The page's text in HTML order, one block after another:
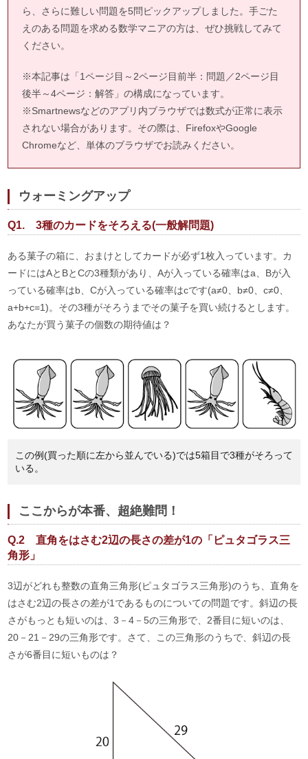
ら、さらに難しい問題を5問ピックアップしました。手ごた
えのある問題を求める数学マニアの方は、ぜひ挑戦してみて
ください。
※本記事は「1ページ目～2ページ目前半：問題／2ページ目
後半～4ページ：解答」の構成になっています。
※Smartnewsなどのアプリ内ブラウザでは数式が正常に表示
されない場合があります。その際は、FirefoxやGoogle
Chromeなど、単体のブラウザでお読みください。
ウォーミングアップ
Q1. 3種のカードをそろえる(一般解問題)
ある菓子の箱に、おまけとしてカードが必ず1枚入っています。カ
ードにはAとBとCの3種類があり、Aが入っている確率はa、Bが入
っている確率はb、Cが入っている確率はcです(a≠0、b≠0、c≠0、
a+b+c=1)。その3種がそろうまでその菓子を買い続けるとします。
あなたが買う菓子の個数の期待値は？
この例(買った順に左から並んでいる)では5箱目で3種がそろって
いる。
ここからが本番、超絶難問！
Q.2 直角をはさむ2辺の長さの差が1の「ピュタゴラス三
角形」
3辺がどれも整数の直角三角形(ピュタゴラス三角形)のうち、直角を
はさむ2辺の長さの差が1であるものについての問題です。斜辺の長
さがもっとも短いのは、3－4－5の三角形で、2番目に短いのは、
20－21－29の三角形です。さて、この三角形のうちで、斜辺の長
さが6番目に短いものは？